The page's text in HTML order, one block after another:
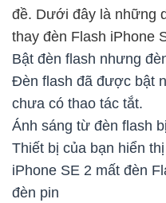
đề. Dưới đây là những
thay đèn Flash iPhone
Bật đèn flash nhưng
Đèn flash đã được bật
chưa có thao tác tắt.
Ánh sáng từ đèn flash
Thiết bị của bạn hiển
iPhone SE 2 mất đèn
đèn pin